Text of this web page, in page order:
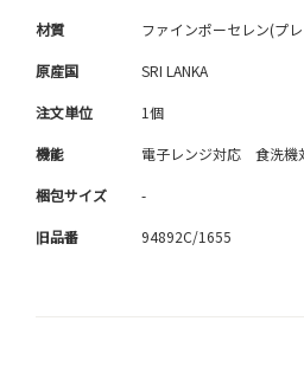
材質 ファインポーセレン(プ
原産国 SRI LANKA
注文単位 1個
機能 電子レンジ対応 食洗機
梱包サイズ -
旧品番 94892C/1655